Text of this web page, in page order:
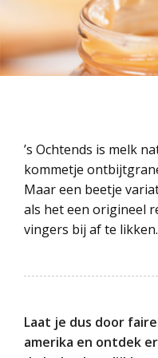
’s Ochtends is melk
kommetje
Maar een beetje
als het een origineel
vingers bij af te likken.
Laat je dus door
amerika en ontdek